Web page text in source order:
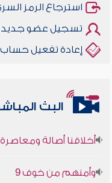
استرجاع الرمز
تسجيل عضو جديد
إعادة تفعيل حساب
البث